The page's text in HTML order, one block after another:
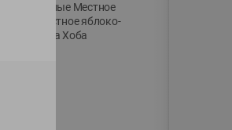
ягодные Местное
известное яблоко-
тыква Хоба